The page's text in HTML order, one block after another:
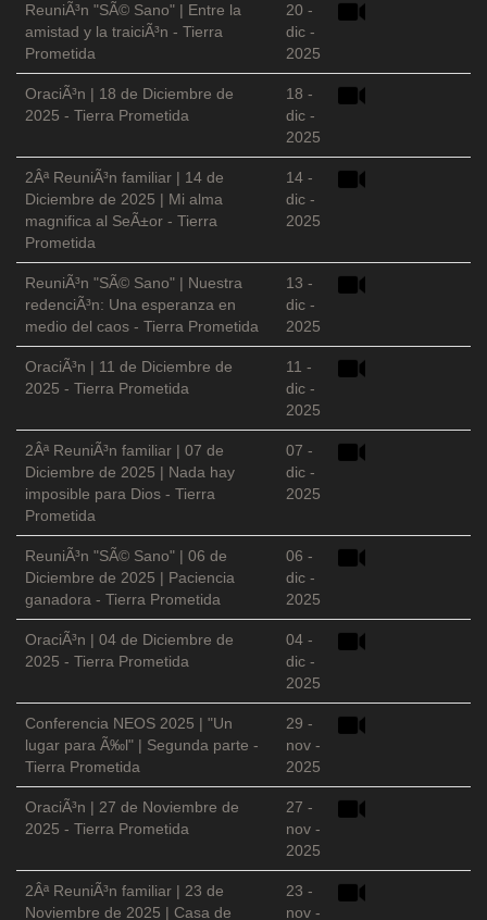
ReuniÃ³n "SÃ© Sano" | Entre la
amistad y la traiciÃ³n - Tierra
Prometida
20 -
dic -
2025
OraciÃ³n | 18 de Diciembre de
2025 - Tierra Prometida
18 -
dic -
2025
2Âª ReuniÃ³n familiar | 14 de
Diciembre de 2025 | Mi alma
magnifica al SeÃ±or - Tierra
Prometida
14 -
dic -
2025
ReuniÃ³n "SÃ© Sano" | Nuestra
redenciÃ³n: Una esperanza en
medio del caos - Tierra Prometida
13 -
dic -
2025
OraciÃ³n | 11 de Diciembre de
2025 - Tierra Prometida
11 -
dic -
2025
2Âª ReuniÃ³n familiar | 07 de
Diciembre de 2025 | Nada hay
imposible para Dios - Tierra
Prometida
07 -
dic -
2025
ReuniÃ³n "SÃ© Sano" | 06 de
Diciembre de 2025 | Paciencia
ganadora - Tierra Prometida
06 -
dic -
2025
OraciÃ³n | 04 de Diciembre de
2025 - Tierra Prometida
04 -
dic -
2025
Conferencia NEOS 2025 | "Un
lugar para Ã‰l" | Segunda parte -
Tierra Prometida
29 -
nov -
2025
OraciÃ³n | 27 de Noviembre de
2025 - Tierra Prometida
27 -
nov -
2025
2Âª ReuniÃ³n familiar | 23 de
Noviembre de 2025 | Casa de
23 -
nov -